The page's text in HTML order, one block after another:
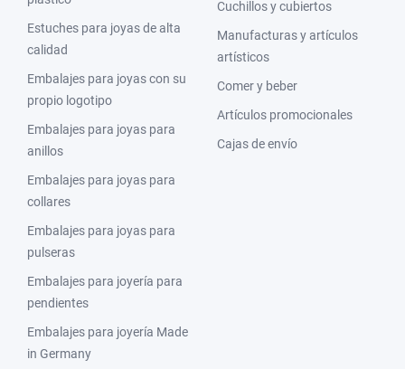
Estuches para joyas de alta
calidad
Embalajes para joyas con su
propio logotipo
Embalajes para joyas para
anillos
Embalajes para joyas para
collares
Embalajes para joyas para
pulseras
Embalajes para joyería para
pendientes
Embalajes para joyería Made
in Germany
Cuchillos y cubiertos
Manufacturas y artículos
artísticos
Comer y beber
Artículos promocionales
Cajas de envío